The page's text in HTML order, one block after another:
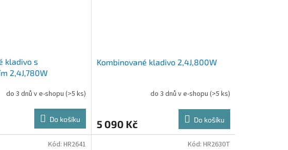
kladivo s
2,4J,780W
do 3 dnů v e-shopu (>5 ks)
Do košíku
Kombinované kladivo 2,4J,800W
do 3 dnů v e-shopu (>5 ks)
5 090 Kč Do košíku
Kód: HR2641 Kód: HR2630T